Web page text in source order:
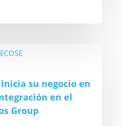
su negocio en
en el
Group